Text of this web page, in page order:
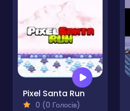
Pixel Santa Run
0 (0 Голосів)